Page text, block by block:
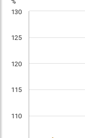
110
115
120
125
130